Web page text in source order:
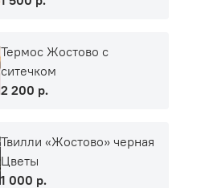
Термос Жостово с
ситечком
2 200 р.
Твилли «Жостово» черная
Цветы
1 000 р.